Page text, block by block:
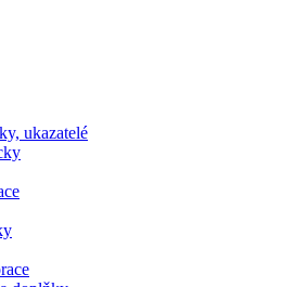
ukazatelé